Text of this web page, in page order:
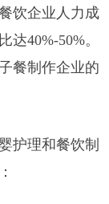
饮企业人力成
达40%-50%。
餐制作企业的
护理和餐饮制